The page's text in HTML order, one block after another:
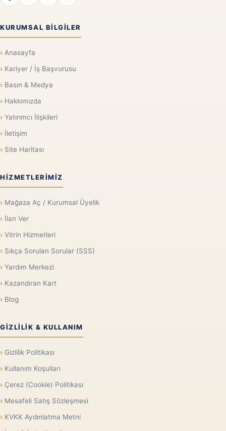
KURUMSAL BILGILER
Anasayfa
Kariyer / İş Başvurusu
Basın & Medya
Hakkımızda
Yatırımcı İlişkileri
İletişim
Site Haritası
HIZMETLERIMIZ
Mağaza Aç / Kurumsal Üyelik
İlan Ver
Vitrin Hizmetleri
Sıkça Sorulan Sorular (SSS)
Yardım Merkezi
Kazandıran Kart
Blog
GIZLILIK & KULLANIM
Gizlilik Politikası
Kullanım Koşulları
Çerez (Cookie) Politikası
Mesafeli Satış Sözleşmesi
KVKK Aydınlatma Metni